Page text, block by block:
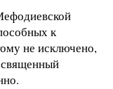
к
не исключено,